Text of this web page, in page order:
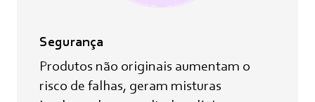
Segurança
Produtos não originais aumentam o
risco de falhas, geram misturas